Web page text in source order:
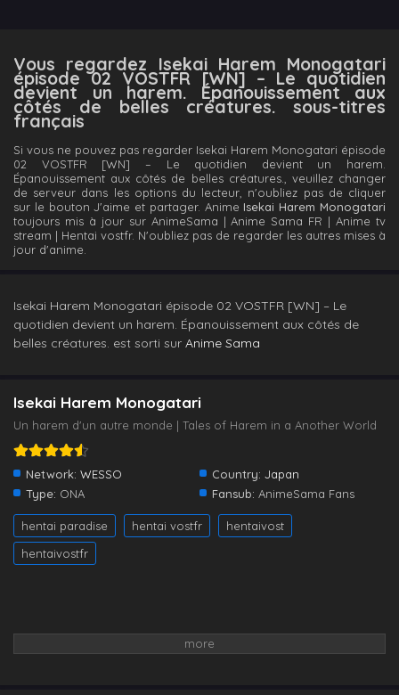
Vous regardez Isekai Harem Monogatari
épisode 02 VOSTFR [WN] – Le quotidien
devient un harem. Épanouissement aux
côtés de belles créatures. sous-titres
français
Si vous ne pouvez pas regarder Isekai Harem Monogatari épisode
02 VOSTFR [WN] – Le quotidien devient un harem.
Épanouissement aux côtés de belles créatures., veuillez changer
de serveur dans les options du lecteur, n'oubliez pas de cliquer
sur le bouton J'aime et partager. Anime Isekai Harem Monogatari
toujours mis à jour sur AnimeSama | Anime Sama FR | Anime tv
stream | Hentai vostfr. N'oubliez pas de regarder les autres mises à
jour d'anime.
Isekai Harem Monogatari épisode 02 VOSTFR [WN] – Le
quotidien devient un harem. Épanouissement aux côtés de
belles créatures. est sorti sur Anime Sama
Isekai Harem Monogatari
Un harem d'un autre monde | Tales of Harem in a Another World
Network: WESSO Country: Japan
Type: ONA Fansub: AnimeSama Fans
hentai paradise hentai vostfr
hentaivost
hentaivostfr